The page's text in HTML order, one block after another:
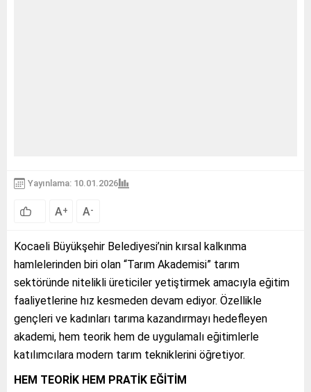
Yayınlama: 10.01.2026
A+ A-
Kocaeli Büyükşehir Belediyesi’nin kırsal kalkınma
hamlelerinden biri olan “Tarım Akademisi” tarım
sektöründe nitelikli üreticiler yetiştirmek amacıyla eğitim
faaliyetlerine hız kesmeden devam ediyor. Özellikle
gençleri ve kadınları tarıma kazandırmayı hedefleyen
akademi, hem teorik hem de uygulamalı eğitimlerle
katılımcılara modern tarım tekniklerini öğretiyor.
HEM TEORİK HEM PRATİK EĞİTİM